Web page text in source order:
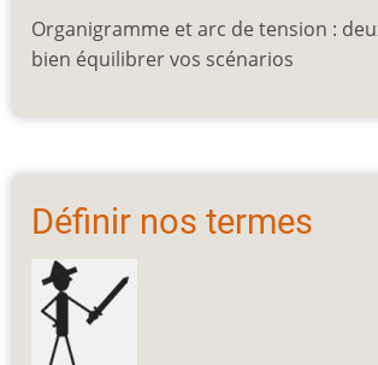
Organigramme et arc de tension :
bien équilibrer vos scénarios
Définir nos termes